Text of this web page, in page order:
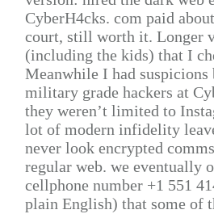
CyberH4cks. com paid
court, still worth it. Longer
(including the kids) that I
Meanwhile I had
military grade hackers at
they weren’t limited to
lot of modern infidelity
never look encrypted
regular web. we eventually
cellphone number +1 551
plain English) that some of